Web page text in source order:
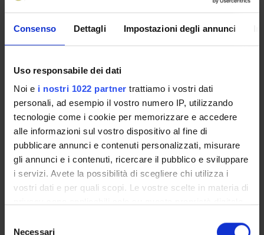
Consenso Dettagli Impostazioni degli annunci
Uso responsabile dei dati
Noi e i nostri 1022 partner trattiamo i vostri dati
personali, ad esempio il vostro numero IP, utilizzando
tecnologie come i cookie per memorizzare e accedere
alle informazioni sul vostro dispositivo al fine di
pubblicare annunci e contenuti personalizzati, misurare
gli annunci e i contenuti, ricercare il pubblico e sviluppare
i servizi. Avete la possibilità di scegliere chi utilizza i
vostri dati e per quali scopi. Le vostre scelte in materia di
modificare o revocare il proprio consenso in qualsiasi
Necessari
Responsabili (o referenti locali)
Rossini Maurizio,Viapiana Ombretta
PARTECIPANTI AL PROGETTO
Maurizio Rossini
Professore ordinario
Ombretta Viapiana